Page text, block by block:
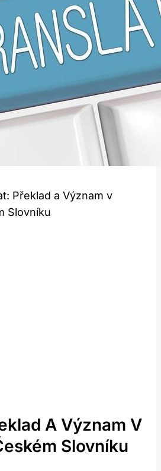
Překlad a Význam v
Slovníku
A Význam V
Slovníku